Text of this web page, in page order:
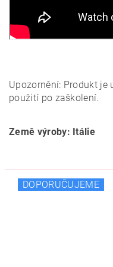
Upozornění: Produkt je
použití po zaškolení.
Země výroby: Itálie
DOPORUČUJEME